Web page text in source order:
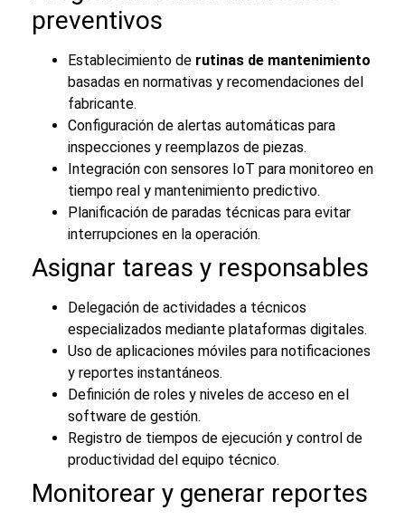
preventivos
Establecimiento de rutinas de mantenimiento
basadas en normativas y recomendaciones del
fabricante.
Configuración de alertas automáticas para
inspecciones y reemplazos de piezas.
Integración con sensores IoT para monitoreo en
tiempo real y mantenimiento predictivo.
Planificación de paradas técnicas para evitar
interrupciones en la operación.
Asignar tareas y responsables
Delegación de actividades a técnicos
especializados mediante plataformas digitales.
Uso de aplicaciones móviles para notificaciones
y reportes instantáneos.
Definición de roles y niveles de acceso en el
software de gestión.
Registro de tiempos de ejecución y control de
productividad del equipo técnico.
Monitorear y generar reportes